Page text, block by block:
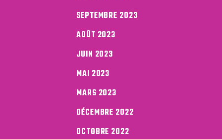
SEPTEMBRE 2023
AOÛT 2023
JUIN 2023
MAI 2023
MARS 2023
DÉCEMBRE 2022
OCTOBRE 2022